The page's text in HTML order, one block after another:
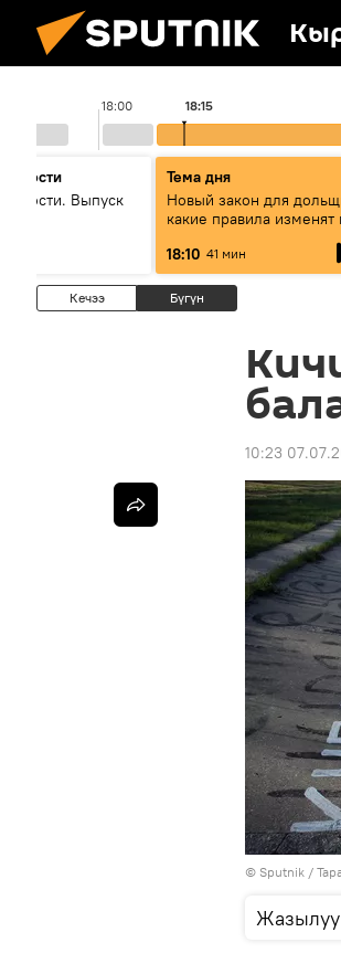
18:00 18:15
Выпуск
Тема дня
Новый закон для
какие правила изменят
18:10 41 мин
Кечээ Бүгүн
10:23
© Sputnik /
Жазылуу